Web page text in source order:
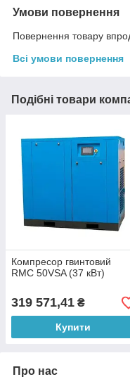
Умови повернення
Повернення товару
Всі умови повернення
Подібні товари
Компресор гвинтовий
RMC 50VSA (37 кВт)
319 571,41 ₴
Купити
Про нас